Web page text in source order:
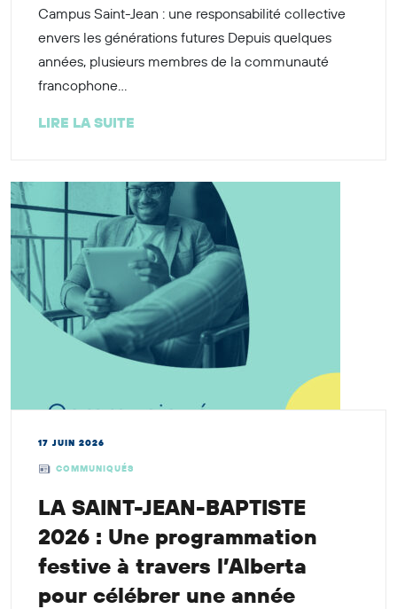
Campus Saint-Jean : une responsabilité collective
envers les générations futures Depuis quelques
années, plusieurs membres de la communauté
francophone...
LIRE LA SUITE
17 JUIN 2026
COMMUNIQUÉS
LA SAINT-JEAN-BAPTISTE
2026 : Une programmation
festive à travers l’Alberta
pour célébrer une année